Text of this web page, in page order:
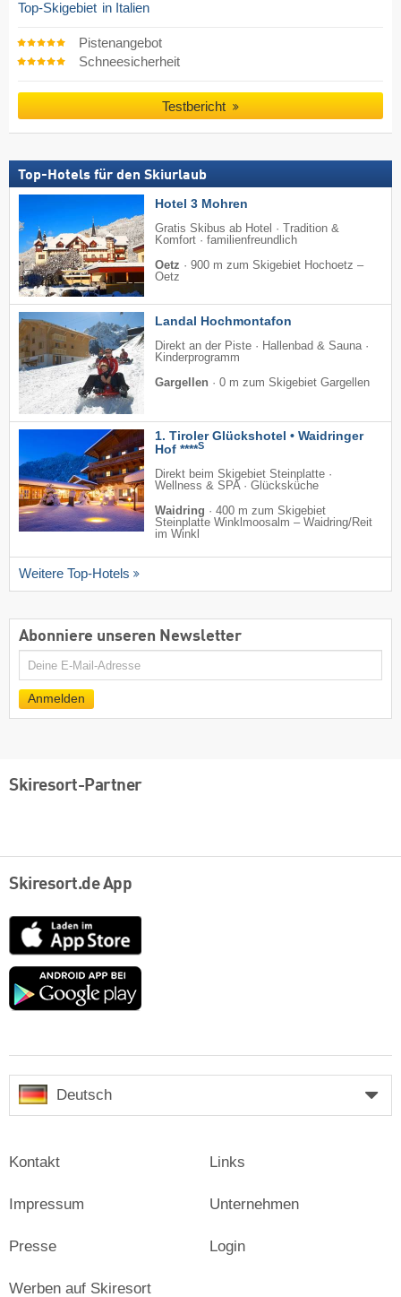
Top-Skigebiet in Italien
Pistenangebot
Schneesicherheit
Testbericht
Top-Hotels für den Skiurlaub
Hotel 3 Mohren
Gratis Skibus ab Hotel · Tradition &
Komfort · familienfreundlich
Oetz · 900 m zum Skigebiet Hochoetz –
Oetz
Landal Hochmontafon
Direkt an der Piste · Hallenbad & Sauna ·
Kinderprogramm
Gargellen · 0 m zum Skigebiet Gargellen
1. Tiroler Glückshotel • Waidringer
Hof ****S
Direkt beim Skigebiet Steinplatte ·
Wellness & SPA · Glücksküche
Waidring · 400 m zum Skigebiet
Steinplatte Winklmoosalm – Waidring/​Reit
im Winkl
Weitere Top-Hotels
Abonniere unseren Newsletter
E-
Anmelden
Skiresort-Partner
Skiresort.de App
App
Store
Google
Deutsch
Kontakt
Impressum
Presse
Links
Unternehmen
Login
Werben auf Skiresort